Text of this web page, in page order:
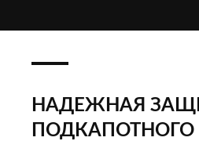
НАДЕЖНАЯ
ПОДКАПОТНОГО